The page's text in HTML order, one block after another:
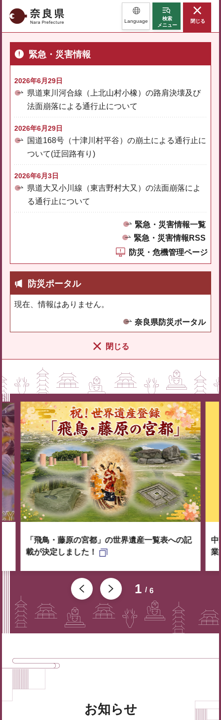
奈良県 Language
検索
メニュー
閉じる
緊急・災害情報
2026年6月29日
県道東川河合線（上北山村小橡）の路肩決壊及び
法面崩落による通行止について
2026年6月29日
国道168号（十津川村平谷）の崩土による通行止に
ついて(迂回路有り)
2026年6月3日
県道大又小川線（東吉野村大又）の法面崩落によ
る通行止について
緊急・災害情報一覧
緊急・災害情報RSS
防災・危機管理ページ
防災ポータル
現在、情報はありません。
奈良県防災ポータル
閉じる
1 6
「飛鳥・藤原の宮都」の世界遺産一覧表への記
載が決定しました！
中
業
お知らせ